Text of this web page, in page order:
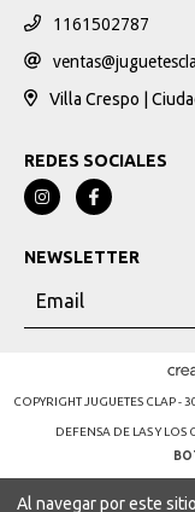
Al navegar por este sitio
1161502787
Villa Crespo |
REDES SOCIALES
NEWSLETTER
COPYRIGHT JUGUETES CLAP -
DEFENSA DE LAS Y